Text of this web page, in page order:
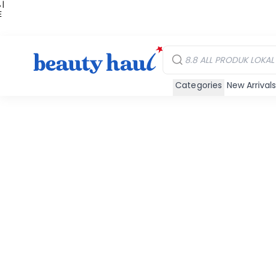
|
Categories New Arrivals